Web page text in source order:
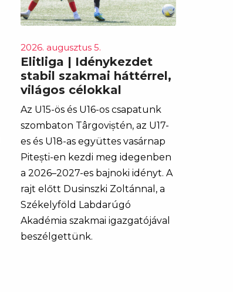
2026. augusztus 5.
Elitliga | Idénykezdet
stabil szakmai háttérrel,
világos célokkal
Az U15-ös és U16-os csapatunk
szombaton Târgoviștén, az U17-
es és U18-as együttes vasárnap
Pitești-en kezdi meg idegenben
a 2026–2027-es bajnoki idényt. A
rajt előtt Dusinszki Zoltánnal, a
Székelyföld Labdarúgó
Akadémia szakmai igazgatójával
beszélgettünk.